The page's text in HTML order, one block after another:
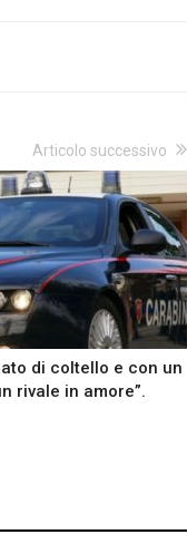
Articolo successivo
di coltello e con un
rivale in amore”.